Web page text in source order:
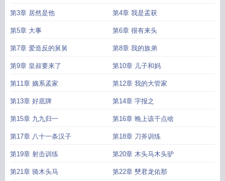
第3章 居然是他 第4章 我是孟获
第5章 大事 第6章 很有来头
第7章 爱造反的舅舅 第8章 我的族弟
第9章 皇叔要来了 第10章 儿子和妈
第11章 嫡系孟家 第12章 我的大管家
第13章 好底牌 第14章 字报之
第15章 九九归一 第16章 晚上该干点啥
第17章 八十一条汉子 第18章 刀斧训练
第19章 射击训练 第20章 木头马木头驴
第21章 骑木头马 第22章 僰君龙佑那